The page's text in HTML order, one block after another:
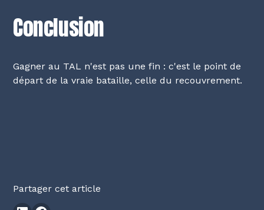
Conclusion
Gagner au TAL n'est pas une fin : c'est le point de
départ de la vraie bataille, celle du recouvrement.
Partager cet article